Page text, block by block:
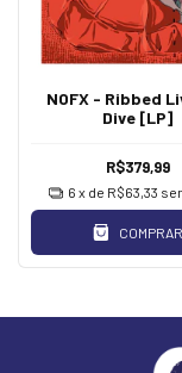
NOFX - Ribbed
Dive [LP]
R$379,99
6 x de R$63,33
COMPRAR